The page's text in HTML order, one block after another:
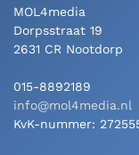
MOL4media
Dorpsstraat 19
2631 CR Nootdorp
015-8892189
info@mol4media.nl
KvK-nummer: